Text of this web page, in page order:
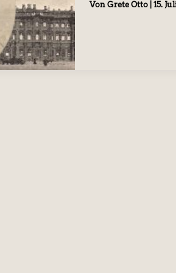
Von Grete Otto 15.